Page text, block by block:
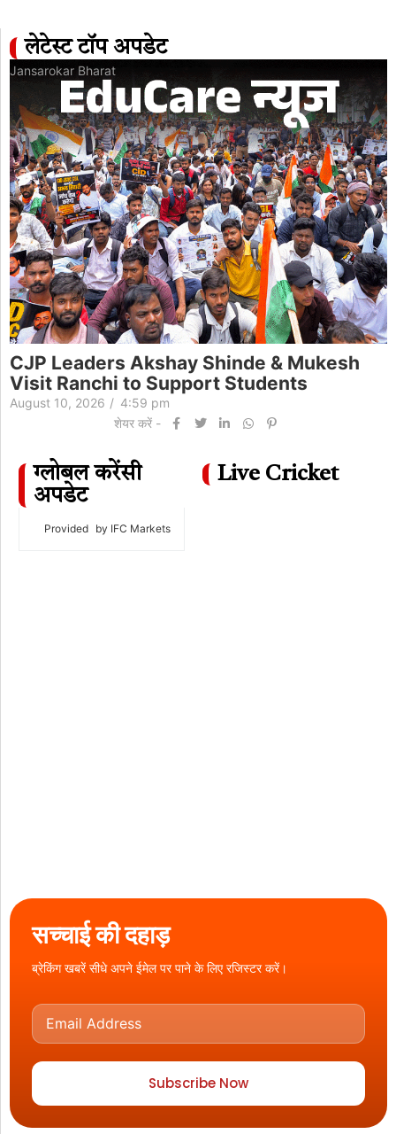
लेटेस्ट टॉप अपडेट
Jansarokar Bharat
CJP Leaders Akshay Shinde & Mukesh
Visit Ranchi to Support Students
August 10, 2026 / 4:59 pm
शेयर करें -
ग्लोबल करेंसी
अपडेट
Provided by IFC Markets
Live Cricket
सच्चाई की दहाड़
ब्रेकिंग खबरें सीधे अपने ईमेल पर पाने के लिए रजिस्टर करें।
Subscribe Now